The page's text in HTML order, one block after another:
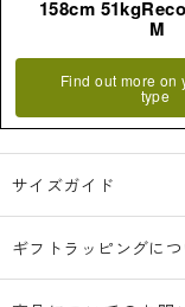
158cm
M
Find out more on
type
サイズガイド
ギフトラッピングに